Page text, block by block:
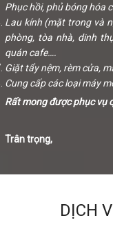
Phục hồi, phủ bóng hóa
Lau kính (mặt trong và
phòng, tòa nhà, dinh
quán cafe….
Giặt tẩy nệm, rèm cửa,
Cung cấp các loại máy
Rất mong được phục vụ
Trân trọng,
DỊCH